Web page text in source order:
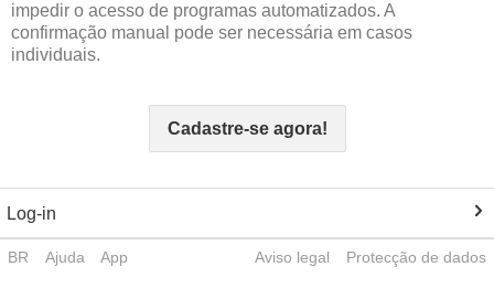
impedir o acesso de programas automatizados. A
confirmação manual pode ser necessária em casos
individuais.
Cadastre-se agora!
Log-in
BR Ajuda App Aviso legal Protecção de dados